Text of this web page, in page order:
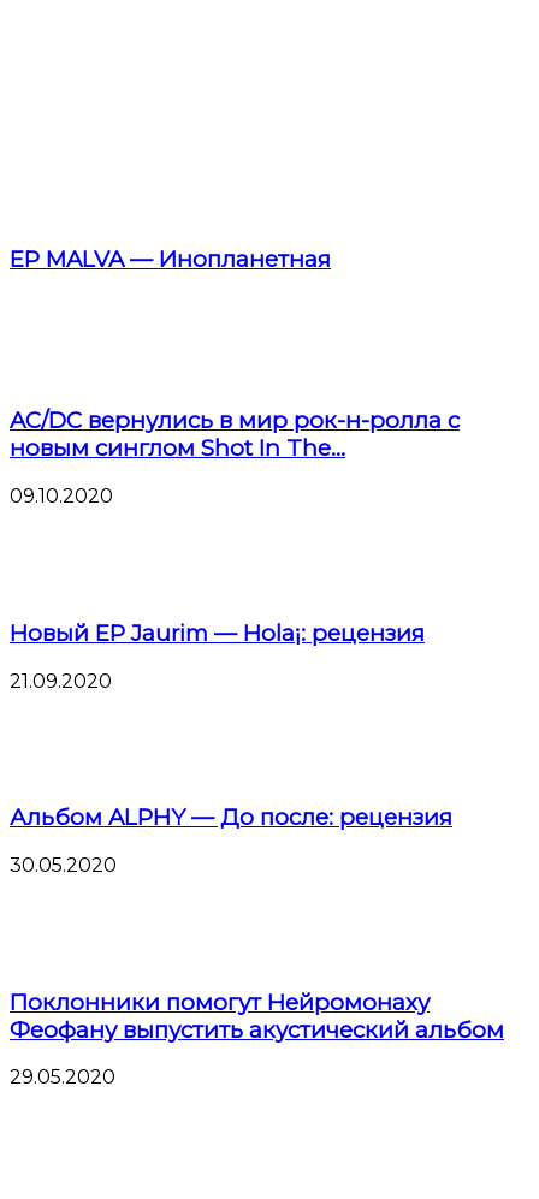
EP MALVA — Инопланетная
AC/DC вернулись в мир рок-н-ролла с
новым синглом Shot In The...
09.10.2020
Новый EP Jaurim — Hola¡: рецензия
21.09.2020
Альбом ALPHY — До после: рецензия
30.05.2020
Поклонники помогут Нейромонаху
Феофану выпустить акустический альбом
29.05.2020